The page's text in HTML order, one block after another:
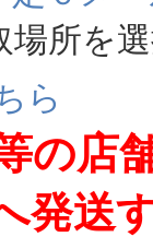
場所を
ら
の店
発送